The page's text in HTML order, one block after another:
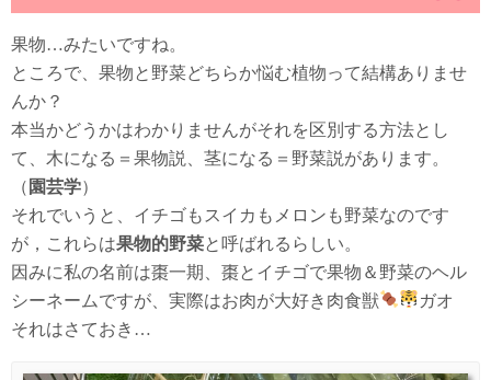
果物…みたいですね。
ところで、果物と野菜どちらか悩む植物って結構ありませ
んか？
本当かどうかはわかりませんがそれを区別する方法とし
て、木になる＝果物説、茎になる＝野菜説があります。
（ 園芸学）
それでいうと、イチゴもスイカもメロンも野菜なのです
が，これらは果物的野菜と呼ばれるらしい。
因みに私の名前は棗一期、棗とイチゴで果物＆野菜のヘル
シーネームですが、実際はお肉が大好き肉食獣
ガオ
それはさておき…